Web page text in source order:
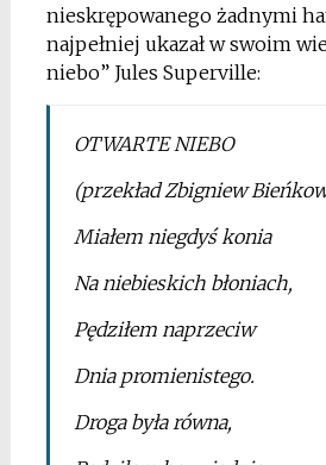
nieskrępowanego żadnymi
najpełniej ukazał w swoim
niebo” Jules Superville:
OTWARTE NIEBO
(przekład Zbigniew
Miałem niegdyś konia
Na niebieskich błoniach,
Pędziłem naprzeciw
Dnia promienistego.
Droga była równa,